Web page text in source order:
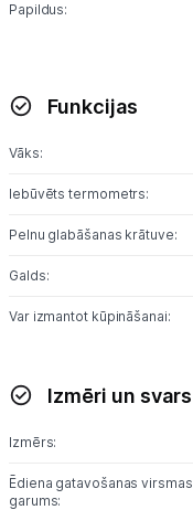
Papildus:
Funkcijas
Vāks:
Iebūvēts termometrs:
Pelnu glabāšanas krātuve:
Galds:
Var izmantot kūpināšanai:
Izmēri un svars
Izmērs:
Ēdiena gatavošanas virsmas
garums: